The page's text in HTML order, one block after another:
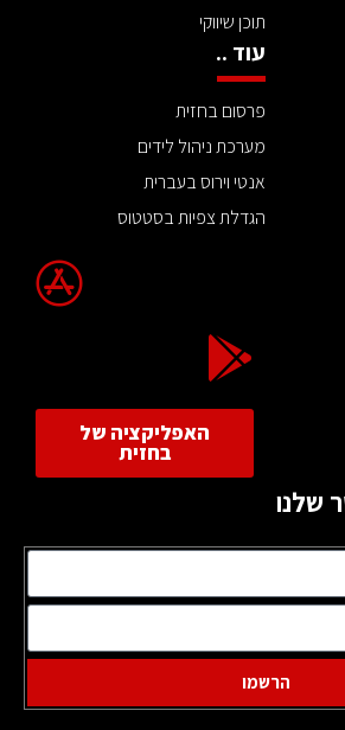
תוכן שיווקי
עוד ..
פרסום בחזית
מערכת ניהול לידים
אנטי וירוס בעברית
הגדלת צפיות בסטטוס
האפליקציה של
בחזית
שלנו
הרשמו